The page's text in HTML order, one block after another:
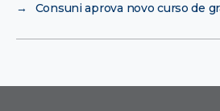
→
Consuni aprova novo curso de